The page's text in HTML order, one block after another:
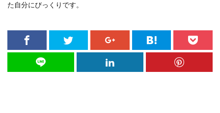
た自分にびっくりです。